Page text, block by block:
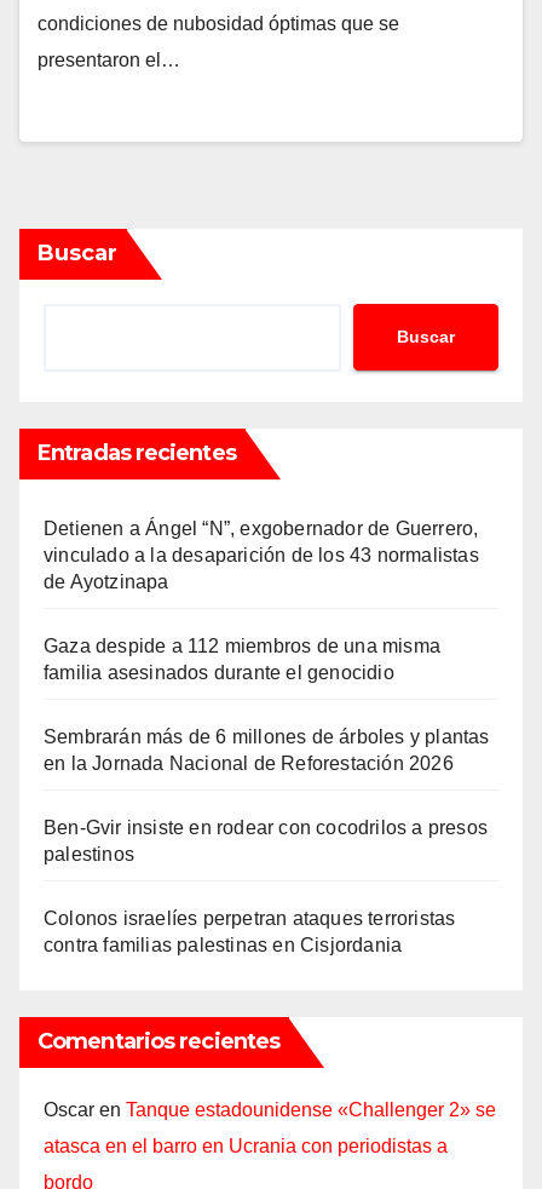
condiciones de nubosidad óptimas que se
presentaron el…
Buscar
Buscar
Entradas recientes
Detienen a Ángel “N”, exgobernador de Guerrero,
vinculado a la desaparición de los 43 normalistas
de Ayotzinapa
Gaza despide a 112 miembros de una misma
familia asesinados durante el genocidio
Sembrarán más de 6 millones de árboles y plantas
en la Jornada Nacional de Reforestación 2026
Ben-Gvir insiste en rodear con cocodrilos a presos
palestinos
Colonos israelíes perpetran ataques terroristas
contra familias palestinas en Cisjordania
Comentarios recientes
Oscar en Tanque estadounidense «Challenger 2» se
atasca en el barro en Ucrania con periodistas a
bordo